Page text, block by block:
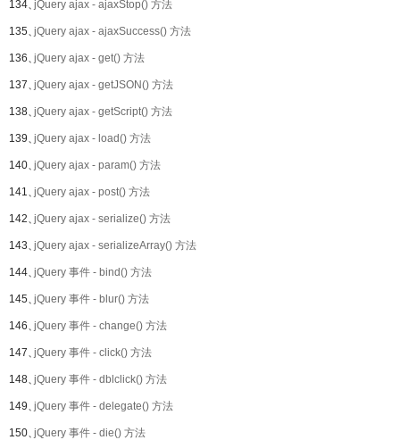
134、jQuery ajax - ajaxStop() 方法
135、jQuery ajax - ajaxSuccess() 方法
136、jQuery ajax - get() 方法
137、jQuery ajax - getJSON() 方法
138、jQuery ajax - getScript() 方法
139、jQuery ajax - load() 方法
140、jQuery ajax - param() 方法
141、jQuery ajax - post() 方法
142、jQuery ajax - serialize() 方法
143、jQuery ajax - serializeArray() 方法
144、jQuery 事件 - bind() 方法
145、jQuery 事件 - blur() 方法
146、jQuery 事件 - change() 方法
147、jQuery 事件 - click() 方法
148、jQuery 事件 - dblclick() 方法
149、jQuery 事件 - delegate() 方法
150、jQuery 事件 - die() 方法